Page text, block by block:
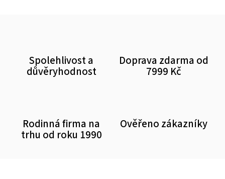
Spolehlivost a
důvěryhodnost
Doprava zdarma od
7999 Kč
Rodinná firma na
trhu od roku 1990
Ověřeno zákazníky